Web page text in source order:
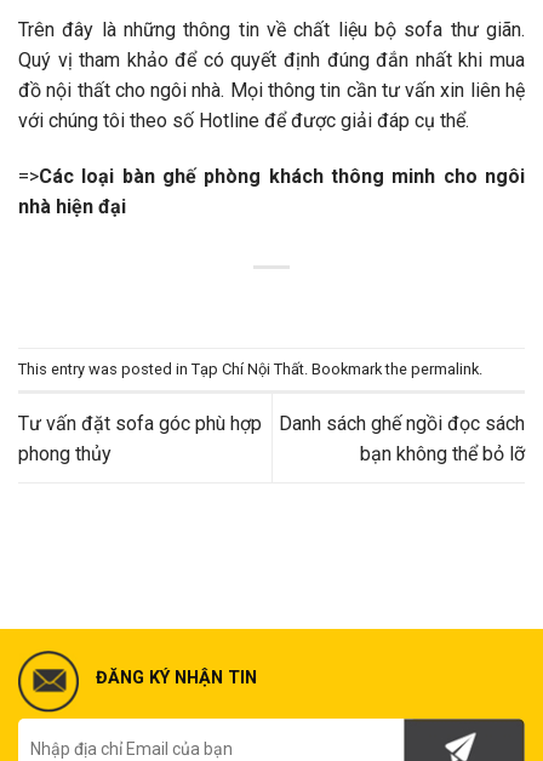
Trên đây là những thông tin về chất liệu bộ sofa thư giãn.
Quý vị tham khảo để có quyết định đúng đắn nhất khi mua
đồ nội thất cho ngôi nhà. Mọi thông tin cần tư vấn xin liên hệ
với chúng tôi theo số Hotline để được giải đáp cụ thể.
=>Các loại bàn ghế phòng khách thông minh cho ngôi
nhà hiện đại
This entry was posted in Tạp Chí Nội Thất . Bookmark the permalink
Tư vấn đặt sofa góc phù hợp
phong thủy
Danh sách ghế ngồi đọc sách
bạn không thể bỏ lỡ
ĐĂNG KÝ NHẬN TIN